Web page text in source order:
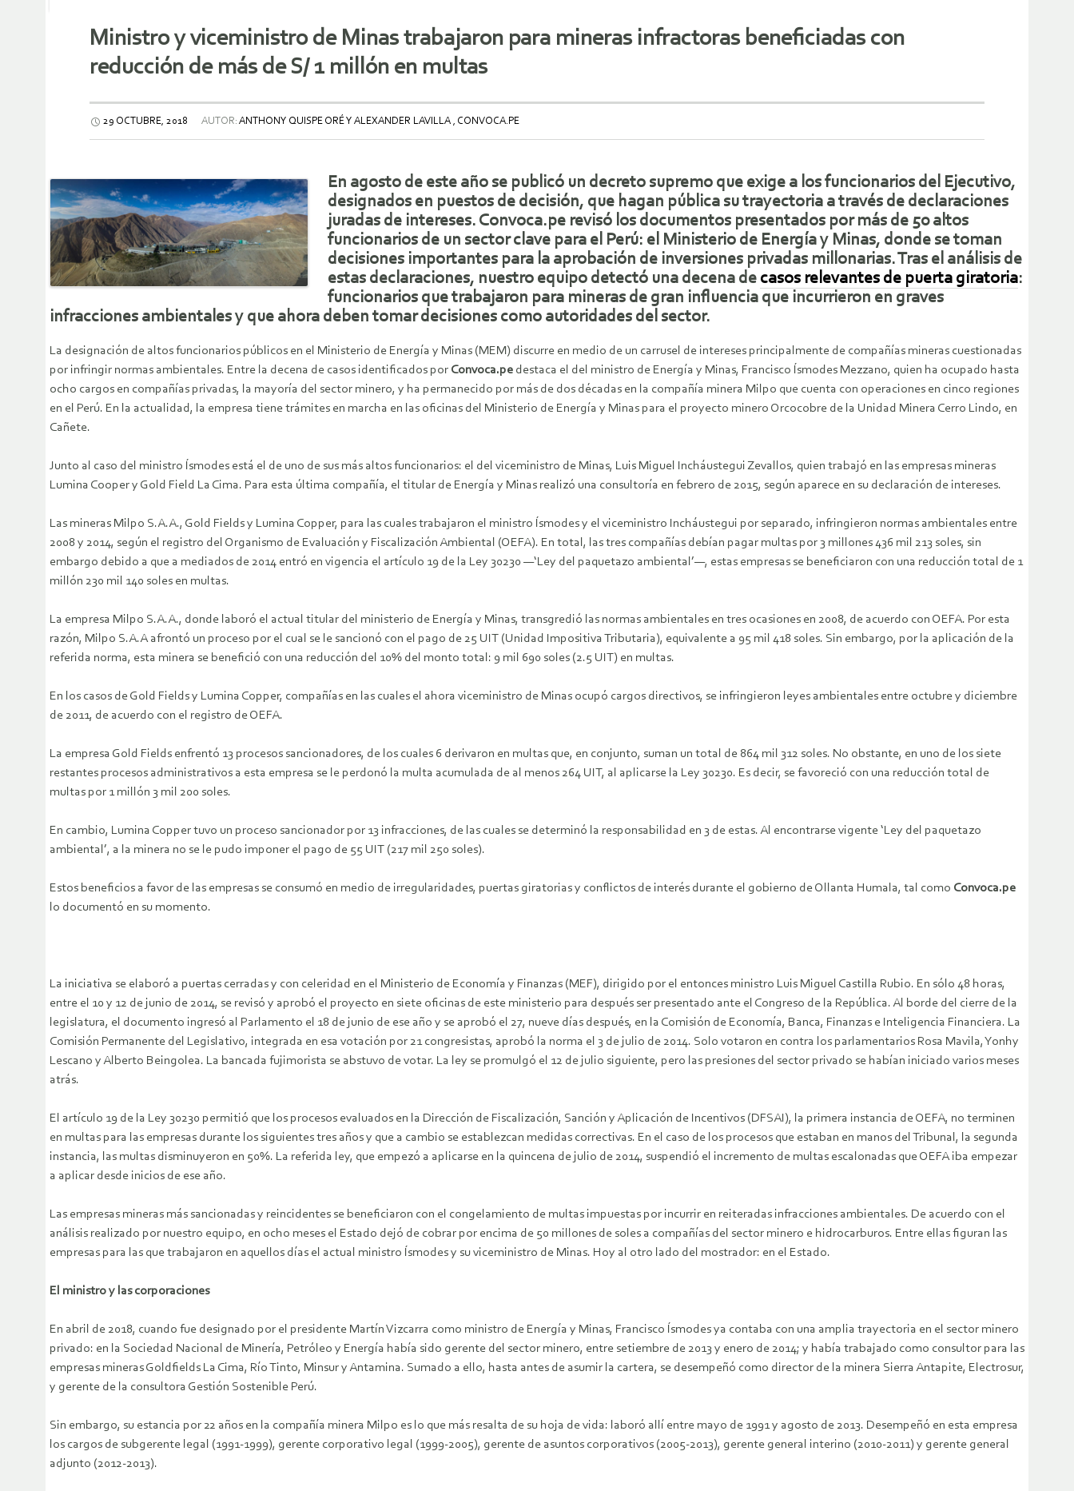
Ministro y viceministro de Minas trabajaron para mineras infractoras beneficiadas con
reducción de más de S/ 1 millón en multas
29 OCTUBRE, 2018 AUTOR: ANTHONY QUISPE ORÉ Y ALEXANDER LAVILLA , CONVOCA.PE
En agosto de este año se publicó un decreto supremo que exige a los funcionarios del Ejecutivo,
designados en puestos de decisión, que hagan pública su trayectoria a través de declaraciones
juradas de intereses. Convoca.pe revisó los documentos presentados por más de 50 altos
funcionarios de un sector clave para el Perú: el Ministerio de Energía y Minas, donde se toman
decisiones importantes para la aprobación de inversiones privadas millonarias. Tras el análisis de
estas declaraciones, nuestro equipo detectó una decena de casos relevantes de puerta giratoria:
funcionarios que trabajaron para mineras de gran influencia que incurrieron en graves
infracciones ambientales y que ahora deben tomar decisiones como autoridades del sector.
La designación de altos funcionarios públicos en el Ministerio de Energía y Minas (MEM) discurre en medio de un carrusel de intereses principalmente de compañías mineras cuestionadas
por infringir normas ambientales. Entre la decena de casos identificados por Convoca.pe destaca el del ministro de Energía y Minas, Francisco Ísmodes Mezzano, quien ha ocupado hasta
ocho cargos en compañías privadas, la mayoría del sector minero, y ha permanecido por más de dos décadas en la compañía minera Milpo que cuenta con operaciones en cinco regiones
en el Perú. En la actualidad, la empresa tiene trámites en marcha en las oficinas del Ministerio de Energía y Minas para el proyecto minero Orcocobre de la Unidad Minera Cerro Lindo, en
Cañete.
Junto al caso del ministro Ísmodes está el de uno de sus más altos funcionarios: el del viceministro de Minas, Luis Miguel Incháustegui Zevallos, quien trabajó en las empresas mineras
Lumina Cooper y Gold Field La Cima. Para esta última compañía, el titular de Energía y Minas realizó una consultoría en febrero de 2015, según aparece en su declaración de intereses.
Las mineras Milpo S.A.A., Gold Fields y Lumina Copper, para las cuales trabajaron el ministro Ísmodes y el viceministro Incháustegui por separado, infringieron normas ambientales entre
2008 y 2014, según el registro del Organismo de Evaluación y Fiscalización Ambiental (OEFA). En total, las tres compañías debían pagar multas por 3 millones 436 mil 213 soles, sin
embargo debido a que a mediados de 2014 entró en vigencia el artículo 19 de la Ley 30230 —‘Ley del paquetazo ambiental’—, estas empresas se beneficiaron con una reducción total de 1
millón 230 mil 140 soles en multas.
La empresa Milpo S.A.A., donde laboró el actual titular del ministerio de Energía y Minas, transgredió las normas ambientales en tres ocasiones en 2008, de acuerdo con OEFA. Por esta
razón, Milpo S.A.A afrontó un proceso por el cual se le sancionó con el pago de 25 UIT (Unidad Impositiva Tributaria), equivalente a 95 mil 418 soles. Sin embargo, por la aplicación de la
referida norma, esta minera se benefició con una reducción del 10% del monto total: 9 mil 690 soles (2.5 UIT) en multas.
En los casos de Gold Fields y Lumina Copper, compañías en las cuales el ahora viceministro de Minas ocupó cargos directivos, se infringieron leyes ambientales entre octubre y diciembre
de 2011, de acuerdo con el registro de OEFA.
La empresa Gold Fields enfrentó 13 procesos sancionadores, de los cuales 6 derivaron en multas que, en conjunto, suman un total de 864 mil 312 soles. No obstante, en uno de los siete
restantes procesos administrativos a esta empresa se le perdonó la multa acumulada de al menos 264 UIT, al aplicarse la Ley 30230. Es decir, se favoreció con una reducción total de
multas por 1 millón 3 mil 200 soles.
En cambio, Lumina Copper tuvo un proceso sancionador por 13 infracciones, de las cuales se determinó la responsabilidad en 3 de estas. Al encontrarse vigente ‘Ley del paquetazo
ambiental’, a la minera no se le pudo imponer el pago de 55 UIT (217 mil 250 soles).
Estos beneficios a favor de las empresas se consumó en medio de irregularidades, puertas giratorias y conflictos de interés durante el gobierno de Ollanta Humala, tal como Convoca.pe
lo documentó en su momento.
La iniciativa se elaboró a puertas cerradas y con celeridad en el Ministerio de Economía y Finanzas (MEF), dirigido por el entonces ministro Luis Miguel Castilla Rubio. En sólo 48 horas,
entre el 10 y 12 de junio de 2014, se revisó y aprobó el proyecto en siete oficinas de este ministerio para después ser presentado ante el Congreso de la República. Al borde del cierre de la
legislatura, el documento ingresó al Parlamento el 18 de junio de ese año y se aprobó el 27, nueve días después, en la Comisión de Economía, Banca, Finanzas e Inteligencia Financiera. La
Comisión Permanente del Legislativo, integrada en esa votación por 21 congresistas, aprobó la norma el 3 de julio de 2014. Solo votaron en contra los parlamentarios Rosa Mavila, Yonhy
Lescano y Alberto Beingolea. La bancada fujimorista se abstuvo de votar. La ley se promulgó el 12 de julio siguiente, pero las presiones del sector privado se habían iniciado varios meses
atrás.
El artículo 19 de la Ley 30230 permitió que los procesos evaluados en la Dirección de Fiscalización, Sanción y Aplicación de Incentivos (DFSAI), la primera instancia de OEFA, no terminen
en multas para las empresas durante los siguientes tres años y que a cambio se establezcan medidas correctivas. En el caso de los procesos que estaban en manos del Tribunal, la segunda
instancia, las multas disminuyeron en 50%. La referida ley, que empezó a aplicarse en la quincena de julio de 2014, suspendió el incremento de multas escalonadas que OEFA iba empezar
a aplicar desde inicios de ese año.
Las empresas mineras más sancionadas y reincidentes se beneficiaron con el congelamiento de multas impuestas por incurrir en reiteradas infracciones ambientales. De acuerdo con el
análisis realizado por nuestro equipo, en ocho meses el Estado dejó de cobrar por encima de 50 millones de soles a compañías del sector minero e hidrocarburos. Entre ellas figuran las
empresas para las que trabajaron en aquellos días el actual ministro Ísmodes y su viceministro de Minas. Hoy al otro lado del mostrador: en el Estado.
El ministro y las corporaciones
En abril de 2018, cuando fue designado por el presidente Martín Vizcarra como ministro de Energía y Minas, Francisco Ísmodes ya contaba con una amplia trayectoria en el sector minero
privado: en la Sociedad Nacional de Minería, Petróleo y Energía había sido gerente del sector minero, entre setiembre de 2013 y enero de 2014; y había trabajado como consultor para las
empresas mineras Goldfields La Cima, Río Tinto, Minsur y Antamina. Sumado a ello, hasta antes de asumir la cartera, se desempeñó como director de la minera Sierra Antapite, Electrosur,
y gerente de la consultora Gestión Sostenible Perú.
Sin embargo, su estancia por 22 años en la compañía minera Milpo es lo que más resalta de su hoja de vida: laboró allí entre mayo de 1991 y agosto de 2013. Desempeñó en esta empresa
los cargos de subgerente legal (1991-1999), gerente corporativo legal (1999-2005), gerente de asuntos corporativos (2005-2013), gerente general interino (2010-2011) y gerente general
adjunto (2012-2013).